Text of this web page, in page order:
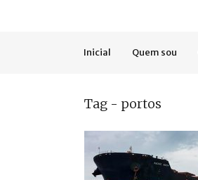
Inicial Quem sou
Tag - portos